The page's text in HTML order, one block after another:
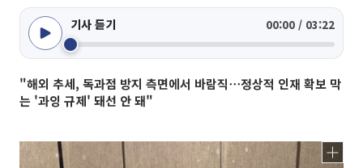
기사 듣기 00:00 / 03:22
"해외 추세, 독과점 방지 측면에서 바람직⋯정상적 인재 확보 막
는 '과잉 규제' 돼선 안 돼"